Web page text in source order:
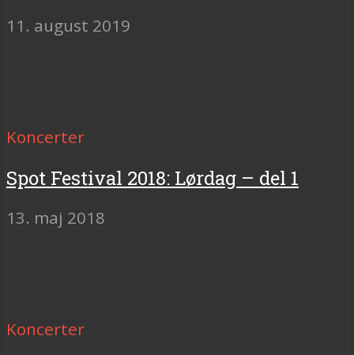
11. august 2019
Koncerter
Spot Festival 2018: Lørdag – del 1
13. maj 2018
Koncerter